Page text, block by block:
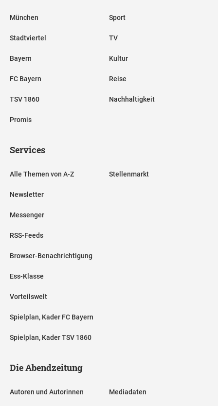
München
Stadtviertel
Bayern
FC Bayern
TSV 1860
Promis
Sport
TV
Kultur
Reise
Nachhaltigkeit
Services
Alle Themen von A-Z
Newsletter
Messenger
RSS-Feeds
Browser-Benachrichtigung
Ess-Klasse
Vorteilswelt
Spielplan, Kader FC Bayern
Spielplan, Kader TSV 1860
Stellenmarkt
Die Abendzeitung
Autoren und Autorinnen Mediadaten